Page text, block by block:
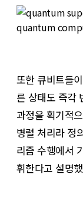
또한 큐비트들
른 상태도 즉각
과정을 획기적
병렬 처리라 정
리즘 수행에서
휘한다고 설명